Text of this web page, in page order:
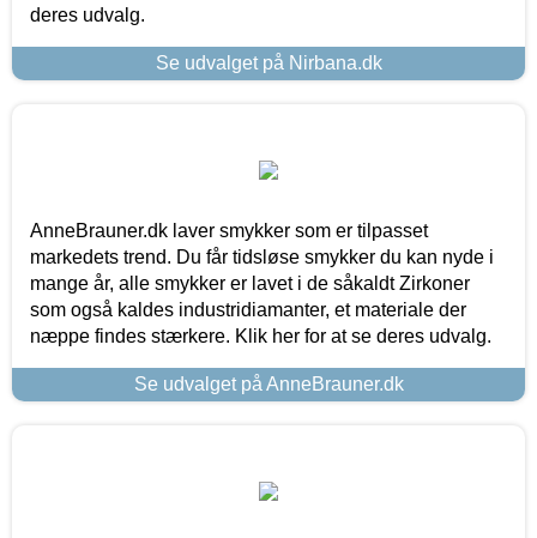
deres udvalg.
Se udvalget på Nirbana.dk
AnneBrauner.dk laver smykker som er tilpasset
markedets trend. Du får tidsløse smykker du kan nyde i
mange år, alle smykker er lavet i de såkaldt Zirkoner
som også kaldes industridiamanter, et materiale der
næppe findes stærkere. Klik her for at se deres udvalg.
Se udvalget på AnneBrauner.dk